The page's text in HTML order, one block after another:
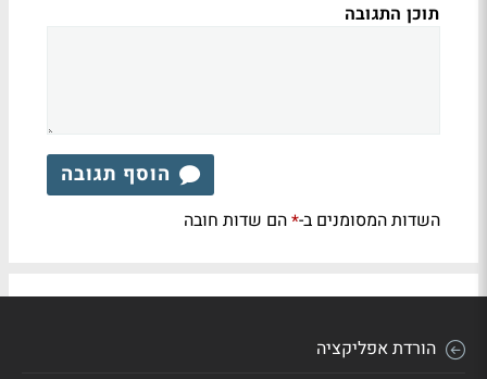
תוכן התגובה
הוסף תגובה
השדות המסומנים ב-*הם שדות חובה
הורדת אפליקציה